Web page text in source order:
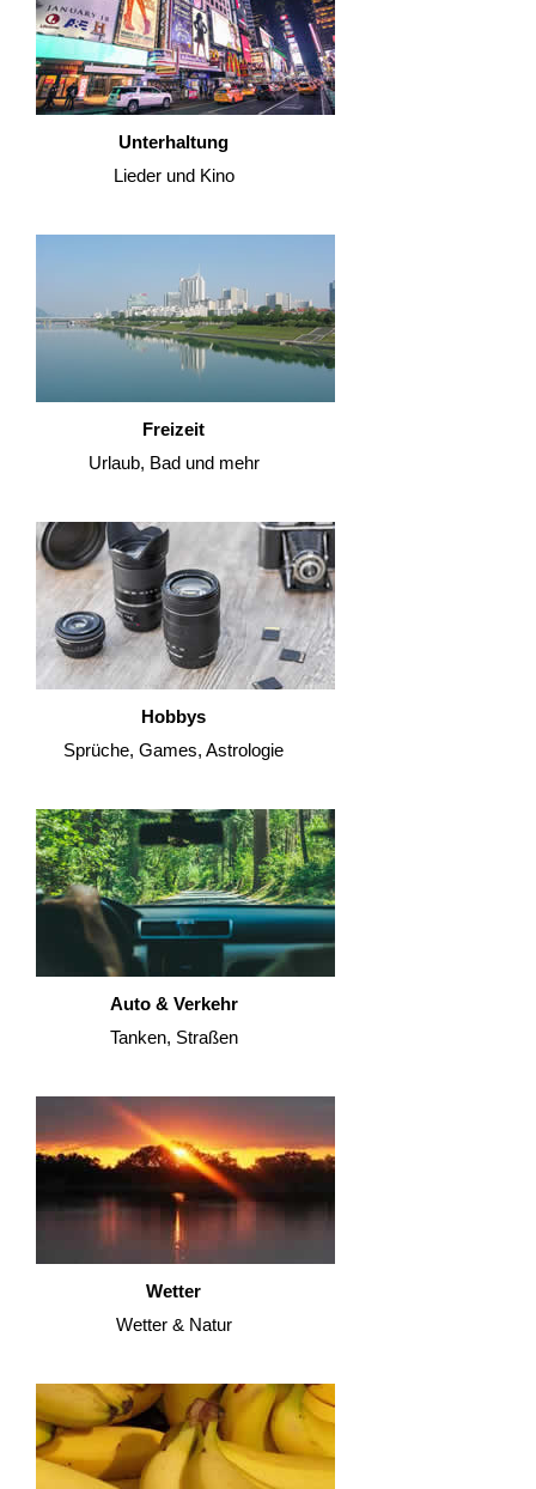
Unterhaltung
Lieder und Kino
Freizeit
Urlaub, Bad und mehr
Hobbys
Sprüche, Games, Astrologie
Auto & Verkehr
Tanken, Straßen
Wetter
Wetter & Natur